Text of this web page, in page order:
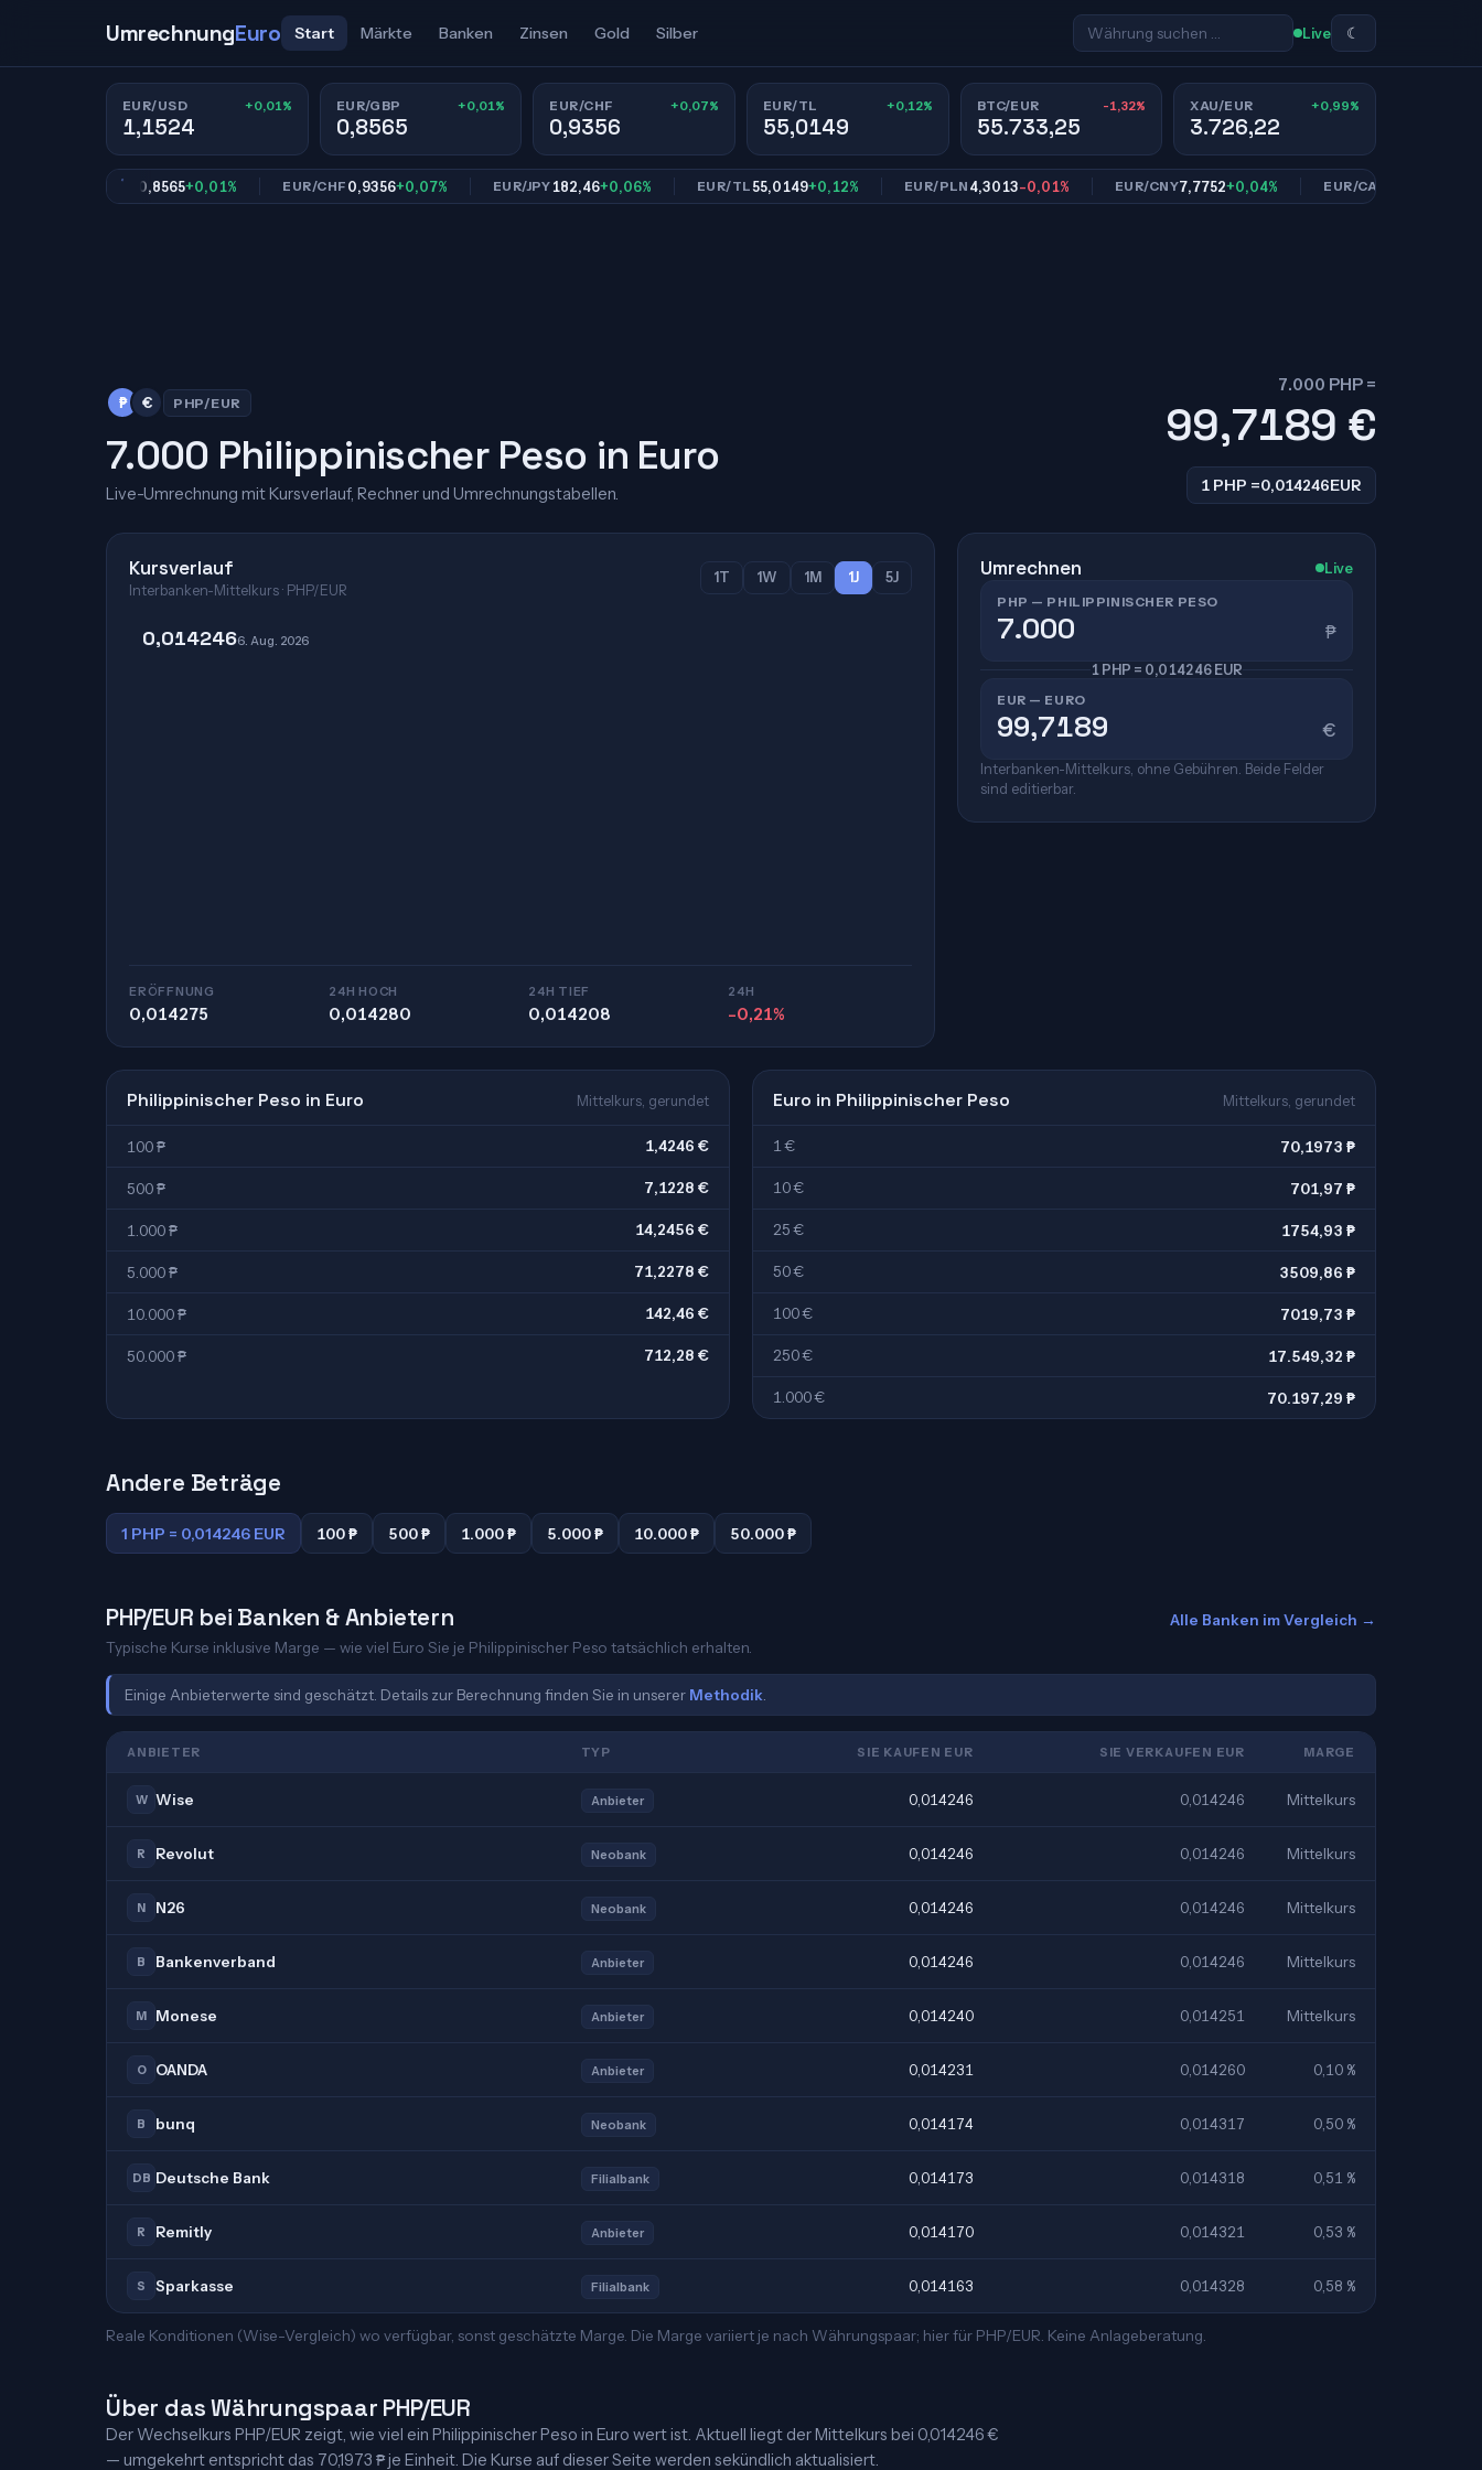
UmrechnungEuro Start Märkte Banken Zinsen Gold Silber Live ☾
EUR/USD +0,01%
1,1524
EUR/GBP +0,01%
0,8565
EUR/CHF +0,07%
0,9356
EUR/TL +0,12%
55,0149
BTC/EUR -1,32%
55.733,25
XAU/EUR +0,99%
3.726,22
0,8565+0,01% EUR/CHF0,9356+0,07% EUR/JPY 182,46+0,06% EUR/TL55,0149+0,12% EUR/PLN4,3013-0,01% EUR/CNY7,7752+0,04% EUR/CAD1,6159
₱ € PHP/EUR
7.000 Philippinischer Peso in Euro
Live-Umrechnung mit Kursverlauf, Rechner und Umrechnungstabellen.
7.000 PHP =
99,7189 €
1 PHP =0,014246EUR
Kursverlauf
Interbanken-Mittelkurs · PHP/EUR
1T 1W 1M 1J 5J
0,0142466. Aug. 2026
ERÖFFNUNG
0,014275
24H HOCH
0,014280
24H TIEF
0,014208
24H
-0,21%
Umrechnen Live
PHP — PHILIPPINISCHER PESO
₱
1 PHP = 0,014246 EUR
EUR — EURO
€
Interbanken-Mittelkurs, ohne Gebühren. Beide Felder
sind editierbar.
Philippinischer Peso in Euro Mittelkurs, gerundet
100 ₱ 1,4246 €
500 ₱ 7,1228 €
1.000 ₱ 14,2456 €
5.000 ₱ 71,2278 €
10.000 ₱ 142,46 €
50.000 ₱ 712,28 €
Euro in Philippinischer Peso Mittelkurs, gerundet
1 € 70,1973 ₱
10 € 701,97 ₱
25 € 1754,93 ₱
50 € 3509,86 ₱
100 € 7019,73 ₱
250 € 17.549,32 ₱
1.000 € 70.197,29 ₱
Andere Beträge
1 PHP = 0,014246 EUR 100 ₱ 500 ₱ 1.000 ₱ 5.000 ₱ 10.000 ₱ 50.000 ₱
PHP/EUR bei Banken & Anbietern
Typische Kurse inklusive Marge — wie viel Euro Sie je Philippinischer Peso tatsächlich erhalten.
Alle Banken im Vergleich →
Einige Anbieterwerte sind geschätzt. Details zur Berechnung finden Sie in unserer Methodik
ANBIETER TYP SIE KAUFEN EUR SIE VERKAUFEN EUR MARGE
W Wise Anbieter 0,014246 0,014246 Mittelkurs
R Revolut Neobank 0,014246 0,014246 Mittelkurs
N N26 Neobank 0,014246 0,014246 Mittelkurs
B Bankenverband Anbieter 0,014246 0,014246 Mittelkurs
M Monese Anbieter 0,014240 0,014251 Mittelkurs
O OANDA Anbieter 0,014231 0,014260 0,10 %
B bunq Neobank 0,014174 0,014317 0,50 %
DB Deutsche Bank Filialbank 0,014173 0,014318 0,51 %
R Remitly Anbieter 0,014170 0,014321 0,53 %
S Sparkasse Filialbank 0,014163 0,014328 0,58 %
Reale Konditionen (Wise-Vergleich) wo verfügbar, sonst geschätzte Marge. Die Marge variiert je nach Währungspaar; hier für PHP/EUR. Keine Anlageberatung.
Über das Währungspaar PHP/EUR
Der Wechselkurs PHP/EUR zeigt, wie viel ein Philippinischer Peso in Euro wert ist. Aktuell liegt der Mittelkurs bei 0,014246 €
— umgekehrt entspricht das 70,1973 ₱ je Einheit. Die Kurse auf dieser Seite werden sekündlich aktualisiert.